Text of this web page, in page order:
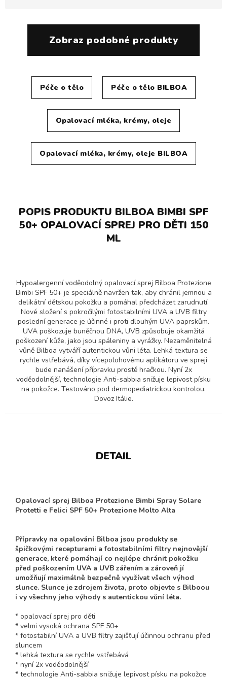
Zobraz podobné produkty
Péče o tělo Péče o tělo BILBOA
Opalovací mléka, krémy, oleje
Opalovací mléka, krémy, oleje BILBOA
POPIS PRODUKTU BILBOA BIMBI SPF
50+ OPALOVACÍ SPREJ PRO DĚTI 150
ML
Hypoalergenní voděodolný opalovací sprej Bilboa Protezione
Bimbi SPF 50+ je speciálně navržen tak, aby chránil jemnou a
delikátní dětskou pokožku a pomáhal předcházet zarudnutí.
Nové složení s pokročilými fotostabilními UVA a UVB filtry
poslední generace je účinné i proti dlouhým UVA paprskům.
UVA poškozuje buněčnou DNA, UVB způsobuje okamžitá
poškození kůže, jako jsou spáleniny a vyrážky. Nezaměnitelná
vůně Bilboa vytváří autentickou vůni léta. Lehká textura se
rychle vstřebává, díky vícepolohovému aplikátoru ve spreji
bude nanášení přípravku prostě hračkou. Nyní 2x
voděodolnější, technologie Anti-sabbia snižuje lepivost písku
na pokožce. Testováno pod dermopediatrickou kontrolou.
Dovoz Itálie.
DETAIL
Opalovací sprej Bilboa Protezione Bimbi Spray Solare
Protetti e Felici SPF 50+ Protezione Molto Alta
Přípravky na opalování Bilboa jsou produkty se
špičkovými recepturami a fotostabilními filtry nejnovější
generace, které pomáhají co nejlépe chránit pokožku
před poškozením UVA a UVB zářením a zároveň jí
umožňují maximálně bezpečně využívat všech výhod
slunce. Slunce je zdrojem života, proto objevte s Bilboou
i vy všechny jeho výhody s autentickou vůní léta.
* opalovací sprej pro děti
* velmi vysoká ochrana SPF 50+
* fotostabilní UVA a UVB filtry zajišťují účinnou ochranu před
sluncem
* lehká textura se rychle vstřebává
* nyní 2x voděodolnější
* technologie Anti-sabbia snižuje lepivost písku na pokožce